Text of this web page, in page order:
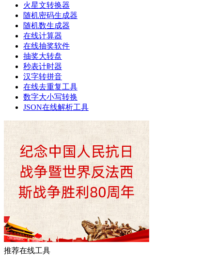
火星文转换器
随机密码生成器
随机数生成器
在线计算器
在线抽奖软件
抽奖大转盘
秒表计时器
汉字转拼音
在线去重复工具
数字大小写转换
JSON在线解析工具
推荐在线工具